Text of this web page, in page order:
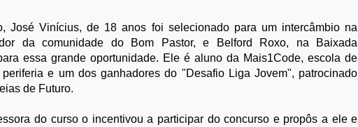
José Vinícius, de 18 anos foi selecionado para um intercâmbio na
da comunidade do Bom Pastor, e Belford Roxo, na Baixada
essa grande oportunidade. Ele é aluno da Mais1Code, escola de
e um dos ganhadores do "Desafio Liga Jovem", patrocinado
de Futuro.
do curso o incentivou a participar do concurso e propôs a ele e